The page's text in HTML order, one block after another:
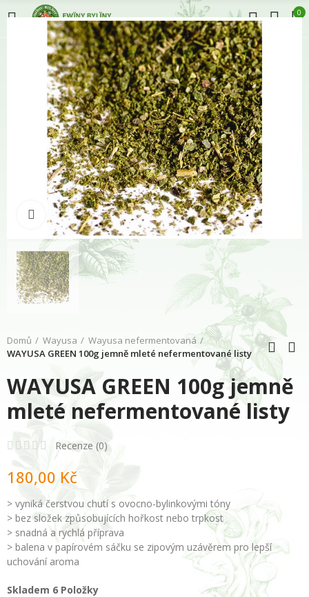
0
Klikněte pro zvětšení
Domů Wayusa
Wayusa nefermentovaná
WAYUSA GREEN 100g jemně mleté nefermentované listy
WAYUSA GREEN 100g jemně
mleté nefermentované listy
Recenze (0)
180,00 Kč
> vyniká čerstvou chutí s ovocno-bylinkovými tóny
> bez složek způsobujících hořkost nebo trpkost
> snadná a rychlá příprava
> balena v papírovém sáčku se zipovým uzávěrem pro lepší
uchování aroma
Skladem 6 Položky